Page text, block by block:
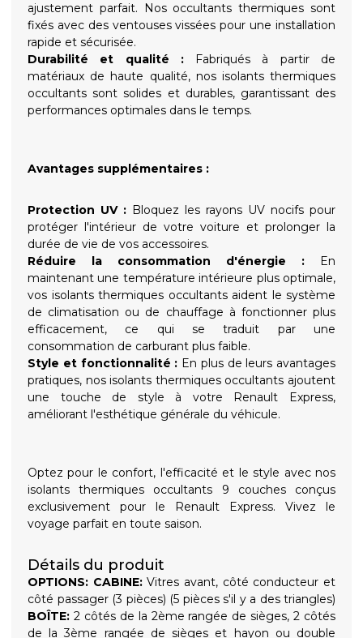
ajustement parfait. Nos occultants thermiques sont
fixés avec des ventouses vissées pour une installation
rapide et sécurisée.
Durabilité et qualité :Fabriqués à partir de
matériaux de haute qualité, nos isolants thermiques
occultants sont solides et durables, garantissant des
performances optimales dans le temps.
Avantages supplémentaires :
Protection UV : Bloquez les rayons UV nocifs pour
protéger l'intérieur de votre voiture et prolonger la
durée de vie de vos accessoires.
Réduire la consommation d'énergie : En
maintenant une température intérieure plus optimale,
vos isolants thermiques occultants aident le système
de climatisation ou de chauffage à fonctionner plus
efficacement, ce qui se traduit par une
consommation de carburant plus faible.
Style et fonctionnalité : En plus de leurs avantages
pratiques, nos isolants thermiques occultants ajoutent
une touche de style à votre Renault Express,
améliorant l'esthétique générale du véhicule.
Optez pour le confort, l'efficacité et le style avec nos
isolants thermiques occultants 9 couches conçus
exclusivement pour le Renault Express. Vivez le
voyage parfait en toute saison.
Détails du produit
OPTIONS: CABINE:Vitres avant, côté conducteur et
côté passager (3 pièces) (5 pièces s'il y a des triangles)
BOÎTE: 2 côtés de la 2ème rangée de sièges, 2 côtés
de la 3ème rangée de sièges et hayon ou double